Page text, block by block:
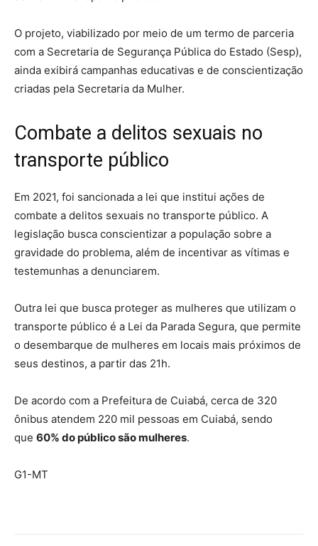
O projeto, viabilizado por meio de um termo de parceria
com a Secretaria de Segurança Pública do Estado (Sesp),
ainda exibirá campanhas educativas e de conscientização
criadas pela Secretaria da Mulher.
Combate a delitos sexuais no
transporte público
Em 2021, foi sancionada a lei que institui ações de
combate a delitos sexuais no transporte público. A
legislação busca conscientizar a população sobre a
gravidade do problema, além de incentivar as vítimas e
testemunhas a denunciarem.
Outra lei que busca proteger as mulheres que utilizam o
transporte público é a Lei da Parada Segura, que permite
o desembarque de mulheres em locais mais próximos de
seus destinos, a partir das 21h.
De acordo com a Prefeitura de Cuiabá, cerca de 320
ônibus atendem 220 mil pessoas em Cuiabá, sendo
que 60% do público são mulheres.
G1-MT